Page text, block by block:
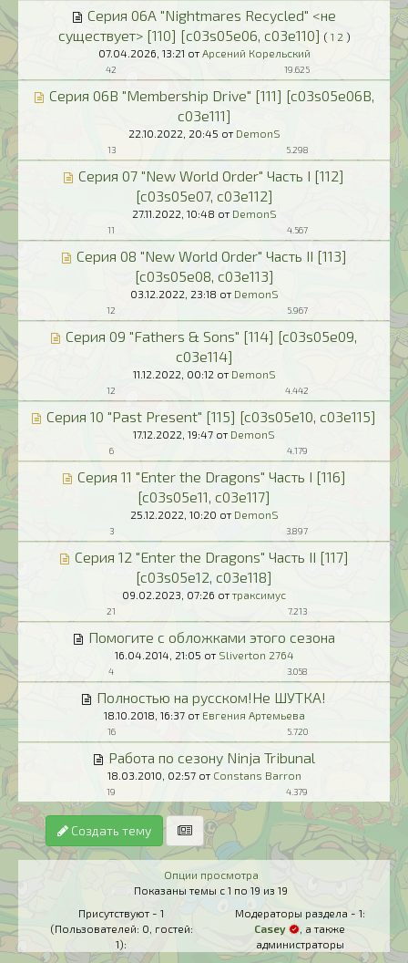
Серия 06A "Nightmares Recycled" <не
существует> [110] [c03s05e06, c03e110] ( 1 2 )
07.04.2026, 13:21 от Арсений Корельский
42 19.625
Серия 06B "Membership Drive" [111] [c03s05e06B,
c03e111]
22.10.2022, 20:45 от DemonS
13 5.298
Серия 07 "New World Order" Часть I [112]
[c03s05e07, c03e112]
27.11.2022, 10:48 от DemonS
11 4.567
Серия 08 "New World Order" Часть II [113]
[c03s05e08, c03e113]
03.12.2022, 23:18 от DemonS
12 5.967
Серия 09 "Fathers & Sons" [114] [c03s05e09,
c03e114]
11.12.2022, 00:12 от DemonS
12 4.442
Серия 10 "Past Present" [115] [c03s05e10, c03e115]
17.12.2022, 19:47 от DemonS
6 4.179
Серия 11 "Enter the Dragons" Часть I [116]
[c03s05e11, c03e117]
25.12.2022, 10:20 от DemonS
3 3.897
Серия 12 "Enter the Dragons" Часть II [117]
[c03s05e12, c03e118]
09.02.2023, 07:26 от траксимус
21 7.213
Помогите с обложками этого сезона
16.04.2014, 21:05 от Sliverton 2764
4 3.058
Полностью на русском!Не ШУТКА!
18.10.2018, 16:37от Евгения Артемьева
16 5.720
Работа по сезону Ninja Tribunal
18.03.2010, 02:57от Constans Barron
19 4.379
Создать тему
Опции просмотра
Показаны темы с 1 по 19 из 19
Присутствуют - 1
(Пользователей: 0, гостей:
1):
Модераторы раздела - 1:
Casey
, а также
администраторы